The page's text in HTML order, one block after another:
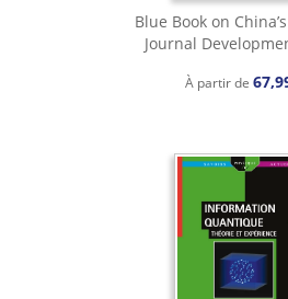
Blue Book on
Journal
À partir de